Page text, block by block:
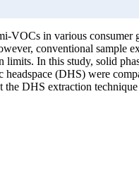
VOCs in various
conventional
In this study, solid
(DHS) were
DHS extraction